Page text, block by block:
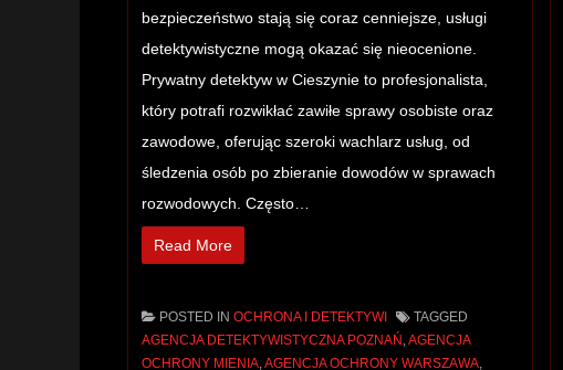
bezpieczeństwo stają się coraz cenniejsze, usługi
detektywistyczne mogą okazać się nieocenione.
Prywatny detektyw w Cieszynie to profesjonalista,
który potrafi rozwikłać zawiłe sprawy osobiste oraz
zawodowe, oferując szeroki wachlarz usług, od
śledzenia osób po zbieranie dowodów w sprawach
rozwodowych. Często…
Read More
POSTED IN OCHRONA I DETEKTYWI
TAGGED
AGENCJA DETEKTYWISTYCZNA POZNAŃ AGENCJA
OCHRONY MIENIA, AGENCJA OCHRONY WARSZAWA,